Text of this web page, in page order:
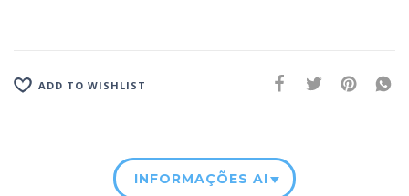
ADD TO WISHLIST
INFORMAÇÕES ADICIONAIS